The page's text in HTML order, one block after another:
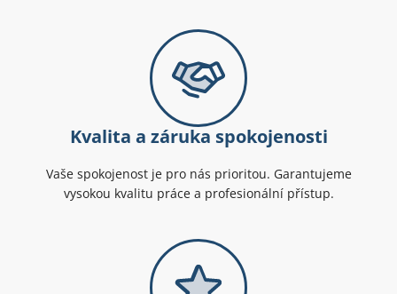
Kvalita a záruka spokojenosti
Vaše spokojenost je pro nás prioritou. Garantujeme
vysokou kvalitu práce a profesionální přístup.